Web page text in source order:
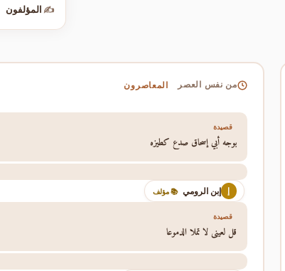
✍️ المؤلفون
من نفس العصر المعاصرون
قصيدة
بوجه أبي إسحاق صدع كطيزه
إ إبن الرومي 📚 مؤلف
قصيدة
قل لعيني لا تملا الدموعا